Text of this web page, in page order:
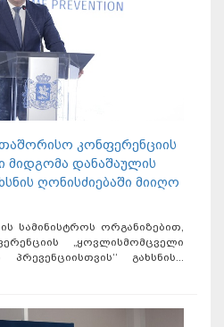
კონფერენციის
მიდგომა დანაშაულის
ღონისძიებაში მიიღო
სამინისტროს ორგანიზებით,
„ყოვლისმომცველი
გახსნის...